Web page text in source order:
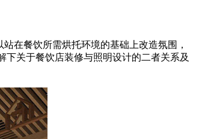
在餐饮所需烘托环境的基础上改造氛围，
关于餐饮店装修与照明设计的二者关系及